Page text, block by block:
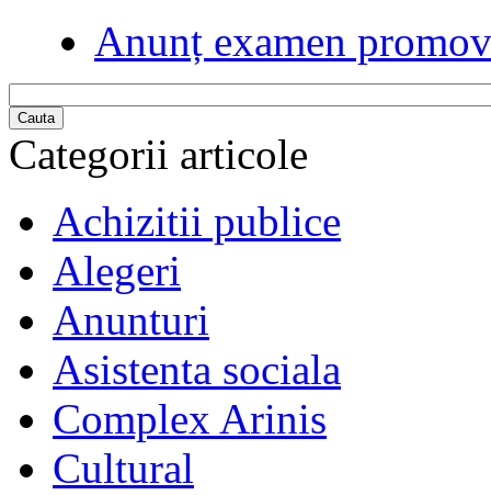
Anunț examen
Cauta
Categorii articole
Achizitii publice
Alegeri
Anunturi
Asistenta sociala
Complex Arinis
Cultural